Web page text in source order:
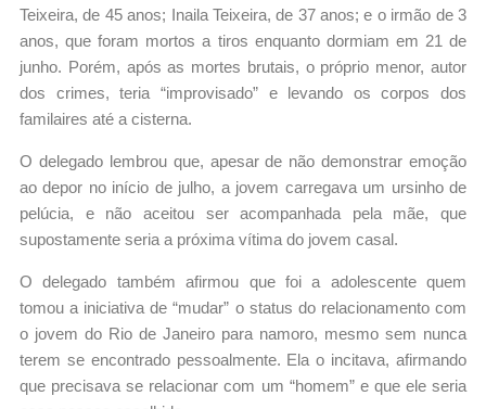
Teixeira, de 45 anos; Inaila Teixeira, de 37 anos; e o irmão de 3
anos, que foram mortos a tiros enquanto dormiam em 21 de
junho. Porém, após as mortes brutais, o próprio menor, autor
dos crimes, teria “improvisado” e levando os corpos dos
familaires até a cisterna.
O delegado lembrou que, apesar de não demonstrar emoção
ao depor no início de julho, a jovem carregava um ursinho de
pelúcia, e não aceitou ser acompanhada pela mãe, que
supostamente seria a próxima vítima do jovem casal.
O delegado também afirmou que foi a adolescente quem
tomou a iniciativa de “mudar” o status do relacionamento com
o jovem do Rio de Janeiro para namoro, mesmo sem nunca
terem se encontrado pessoalmente. Ela o incitava, afirmando
que precisava se relacionar com um “homem” e que ele seria